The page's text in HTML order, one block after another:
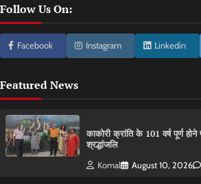
Follow Us On:
Facebook Instagram Linkedin
Featured News
काकोरी क्रांति के 101 वर्ष पूर्ण
श्रद्धांजलि
Komal August 10, 2026